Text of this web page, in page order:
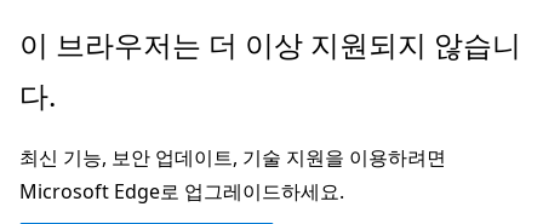
주
콘
츠
로
이 브라우저는 더 이상 지원되지 않습니
다.
최신 기능, 보안 업데이트, 기술 지원을 이용하려면
Microsoft Edge로 업그레이드하세요.